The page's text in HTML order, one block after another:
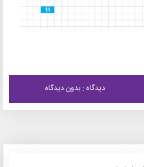
دیدگاه : بدون دیدگاه